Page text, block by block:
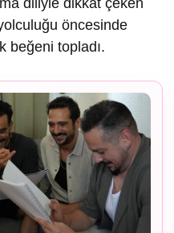
öncesinde
beğeni topladı.